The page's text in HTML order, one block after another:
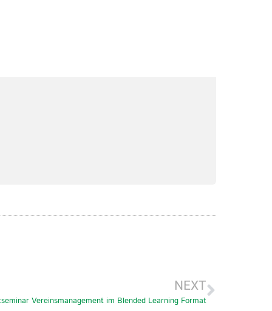
NEXT
Vereinsmanagement im Blended Learning Format